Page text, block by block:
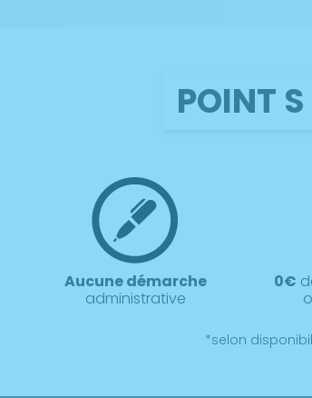
POINT
Aucune démarche
administrative
0€
*selon